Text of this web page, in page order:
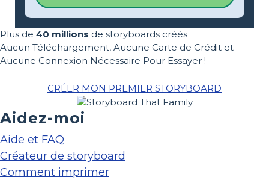
Plus de 40 millions de storyboards créés
Aucun Téléchargement, Aucune Carte de Crédit et
Aucune Connexion Nécessaire Pour Essayer !
CRÉER MON PREMIER STORYBOARD
Aidez-moi
Aide et FAQ
Créateur de storyboard
Comment imprimer